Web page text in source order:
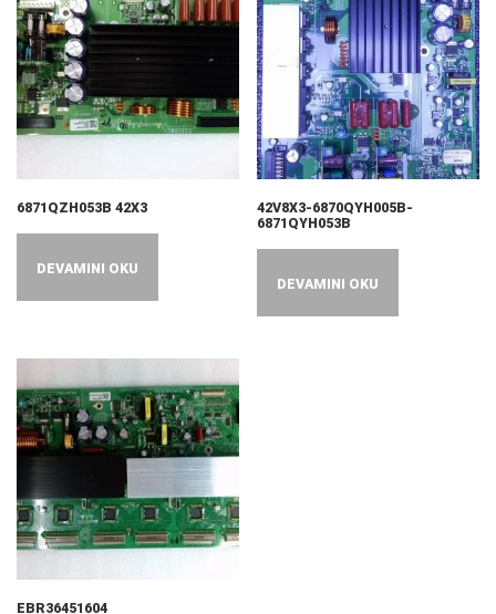
6871QZH053B 42X3
DEVAMINI OKU
42V8X3-6870QYH005B-
6871QYH053B
DEVAMINI OKU
EBR36451604